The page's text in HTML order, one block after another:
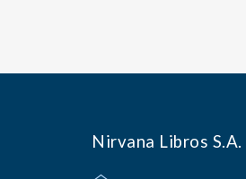
Nirvana Libros S.A.